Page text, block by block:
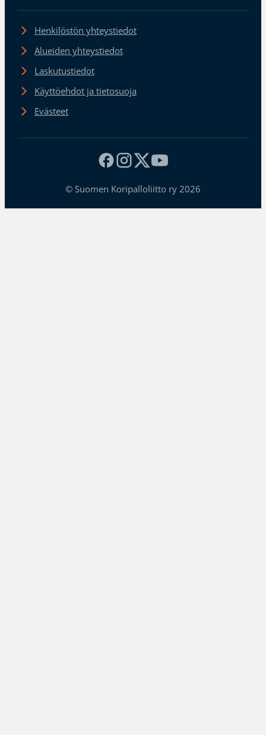
Henkilöstön yhteystiedot
Alueiden yhteystiedot
Laskutustiedot
Käyttöehdot ja tietosuoja
Evästeet
© Suomen Koripalloliitto ry 2026